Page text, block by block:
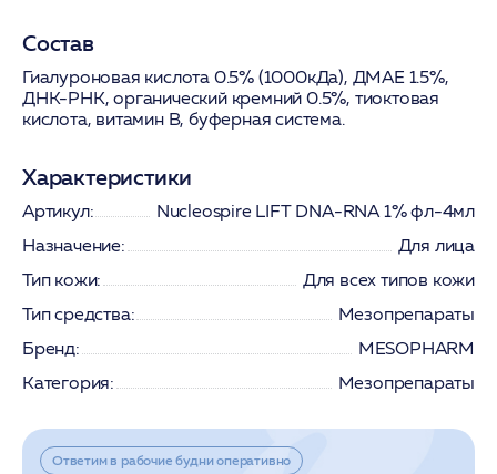
Состав
Гиалуроновая кислота 0.5% (1000кДа), ДМАЕ 1.5%,
ДНК-РНК, органический кремний 0.5%, тиоктовая
кислота, витамин В, буферная система.
Характеристики
Артикул:
Nucleospire LIFT DNA-RNA 1% фл-4мл
Назначение:
Для лица
Тип кожи:
Для всех типов кожи
Тип средства:
Мезопрепараты
Бренд:
MESOPHARM
Категория:
Мезопрепараты
Ответим в рабочие будни оперативно